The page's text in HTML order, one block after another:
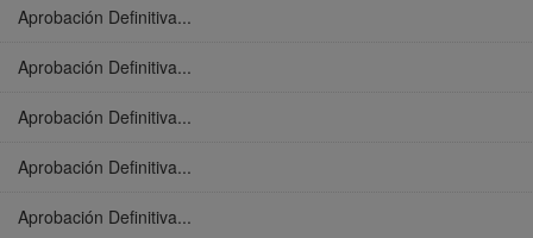
Aprobación Definitiva...
Aprobación Definitiva...
Aprobación Definitiva...
Aprobación Definitiva...
Aprobación Definitiva...